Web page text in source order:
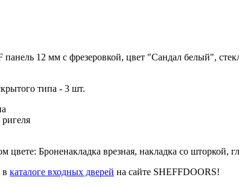
панель 12 мм с фрезеровкой, цвет "Сандал белый",
типа - 3 шт.
цвете: Броненакладка врезная, накладка со шторкой,
в каталоге входных дверей на сайте SHEFFDOORS!